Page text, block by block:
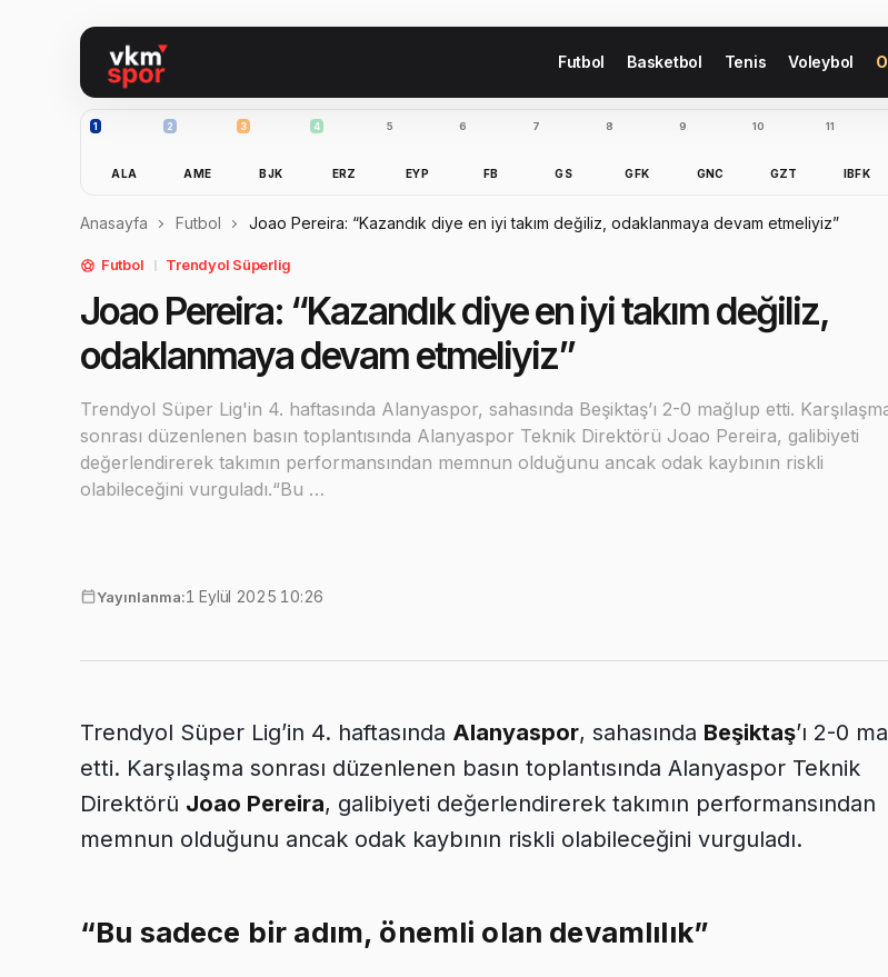
Futbol Basketbol Tenis Voleybol
1
ALA
2
AME
3
BJK
4
ERZ
5
EYP
6
FB
7
GS
8
GFK
9
GNC
10
GZT
11
IBFK
Anasayfa Futbol Joao Pereira: “Kazandık diye en iyi takım değiliz, odaklanmaya devam etmeliyiz”
Futbol Trendyol Süperlig
Joao Pereira: “Kazandık diye en iyi takım değiliz,
odaklanmaya devam etmeliyiz”
Trendyol Süper Lig'in 4. haftasında Alanyaspor, sahasında Beşiktaş’ı 2-0 mağlup etti.
sonrası düzenlenen basın toplantısında Alanyaspor Teknik Direktörü Joao Pereira, galibiyeti
değerlendirerek takımın performansından memnun olduğunu ancak odak kaybının riskli
olabileceğini vurguladı.“Bu …
Yayınlanma:1 Eylül 2025 10:26
Trendyol Süper Lig’in 4. haftasında Alanyaspor, sahasında Beşiktaş’ı 2-0
etti. Karşılaşma sonrası düzenlenen basın toplantısında Alanyaspor Teknik
Direktörü Joao Pereira, galibiyeti değerlendirerek takımın performansından
memnun olduğunu ancak odak kaybının riskli olabileceğini vurguladı.
“Bu sadece bir adım, önemli olan devamlılık”